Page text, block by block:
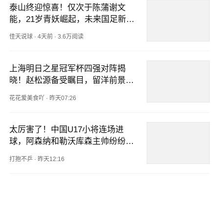
泰山终迎惊喜！仅次于陈蒲谢文
能，21岁青妖崛起，未来国足新锋
佳天说球 ·4天前 ·3.6万阅读
上海明日之星冠军杯四强对阵揭
晓！赵松源备受瞩目，留洋前景明
花花爱美食吖 · 昨天07:26
太厉害了！中国U17小将连场进
球，阿森纳和勒沃库森主帅纷纷赞
打抱不乒 · 昨天12:16